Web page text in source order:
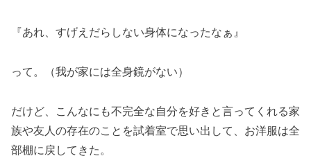
『あれ、すげえだらしない身体になったなぁ』
って。（我が家には全身鏡がない）
だけど、こんなにも不完全な自分を好きと言ってくれる家
族や友人の存在のことを試着室で思い出して、お洋服は全
部棚に戻してきた。